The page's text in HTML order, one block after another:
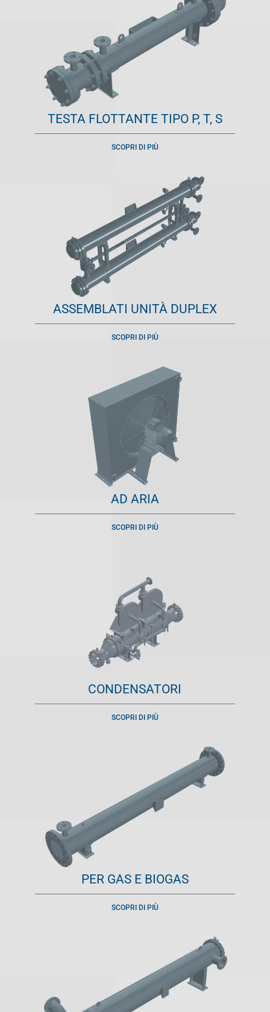
TESTA FLOTTANTE TIPO P, T, S
SCOPRI DI PIÙ
ASSEMBLATI UNITÀ DUPLEX
SCOPRI DI PIÙ
AD ARIA
SCOPRI DI PIÙ
CONDENSATORI
SCOPRI DI PIÙ
PER GAS E BIOGAS
SCOPRI DI PIÙ